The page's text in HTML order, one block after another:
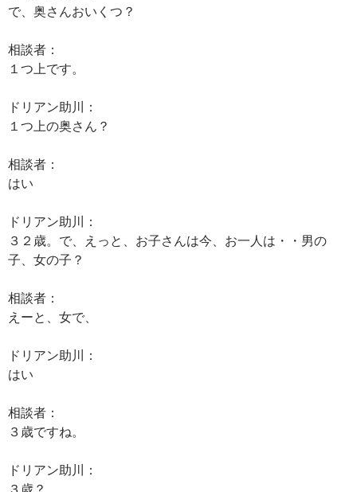
で、奥さんおいくつ？
相談者：
１つ上です。
ドリアン助川：
１つ上の奥さん？
相談者：
はい
ドリアン助川：
３２歳。で、えっと、お子さんは今、お一人は・・男の
子、女の子？
相談者：
えーと、女で、
ドリアン助川：
はい
相談者：
３歳ですね。
ドリアン助川：
３歳？